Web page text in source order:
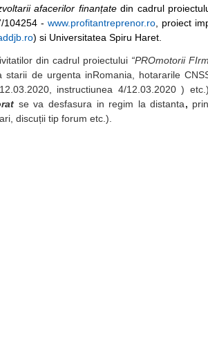
afacerilor finanțatedin cadrul
104254 - www.profitantreprenor.ro , proiect
) si Universitatea Spiru Haret.
din cadrul proiectului “PROmotorii
starii de urgenta inRomania, hotararile
instructiunea 4/12.03.2020 )
se va desfasura in regim la distanta,
discuții tip forum etc.).